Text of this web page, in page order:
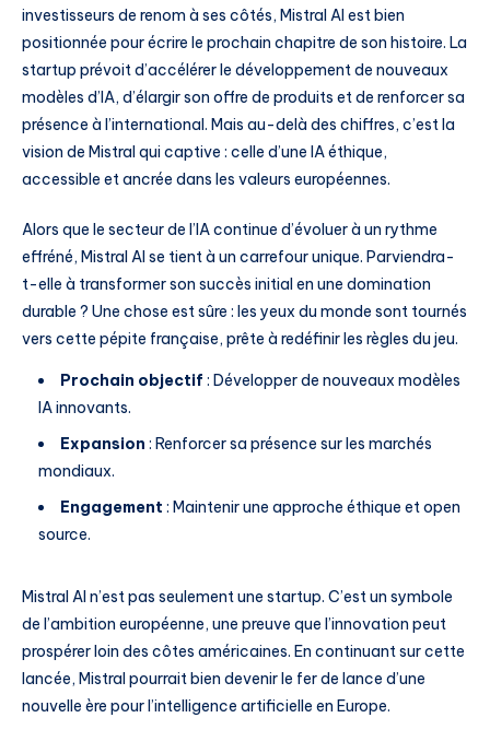
investisseurs de renom à ses côtés, Mistral AI est bien
positionnée pour écrire le prochain chapitre de son histoire. La
startup prévoit d’accélérer le développement de nouveaux
modèles d’IA, d’élargir son offre de produits et de renforcer sa
présence à l’international. Mais au-delà des chiffres, c’est la
vision de Mistral qui captive : celle d’une IA éthique,
accessible et ancrée dans les valeurs européennes.
Alors que le secteur de l’IA continue d’évoluer à un rythme
effréné, Mistral AI se tient à un carrefour unique. Parviendra-
t-elle à transformer son succès initial en une domination
durable ? Une chose est sûre : les yeux du monde sont tournés
vers cette pépite française, prête à redéfinir les règles du jeu.
Prochain objectif : Développer de nouveaux modèles
IA innovants.
Expansion : Renforcer sa présence sur les marchés
mondiaux.
Engagement : Maintenir une approche éthique et open
source.
Mistral AI n’est pas seulement une startup. C’est un symbole
de l’ambition européenne, une preuve que l’innovation peut
prospérer loin des côtes américaines. En continuant sur cette
lancée, Mistral pourrait bien devenir le fer de lance d’une
nouvelle ère pour l’intelligence artificielle en Europe.